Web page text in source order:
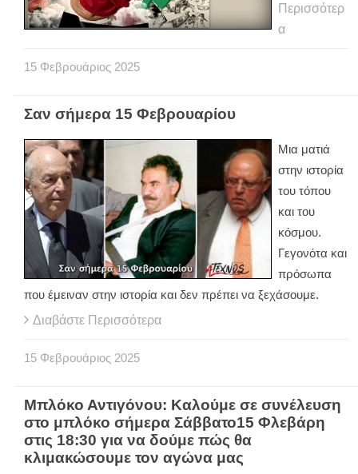
Περισσότερ
α
15 Φεβρουάριος 2025
Σαν σήμερα 15 Φεβρουαρίου
Μια ματιά
στην ιστορία
του τόπου
και του
κόσμου.
Γεγονότα και
πρόσωπα
που έμειναν στην ιστορία και δεν πρέπει να ξεχάσουμε.
Διαβάστε Περισσότερα
15 Φεβρουάριος 2025
Μπλόκο Αντιγόνου: Καλούμε σε συνέλευση
στο μπλόκο σήμερα Σάββατο15 Φλεβάρη
στις 18:30 για να δούμε πώς θα
κλιμακώσουμε τον αγώνα μας